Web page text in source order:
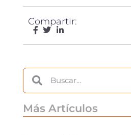
Compartir:
Más Artículos